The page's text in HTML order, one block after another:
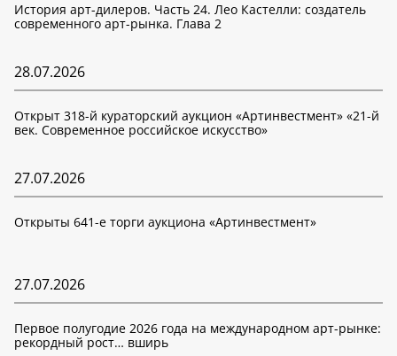
История арт-дилеров. Часть 24. Лео Кастелли: создатель
современного арт-рынка. Глава 2
28.07.2026
Открыт 318-й кураторский аукцион «Артинвестмент» «21-й
век. Современное российское искусство»
27.07.2026
Открыты 641-е торги аукциона «Артинвестмент»
27.07.2026
Первое полугодие 2026 года на международном арт-рынке:
рекордный рост… вширь